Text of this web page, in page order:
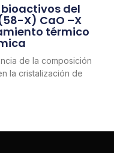
del
X) CaO –X
térmico
de la composición
la cristalización de